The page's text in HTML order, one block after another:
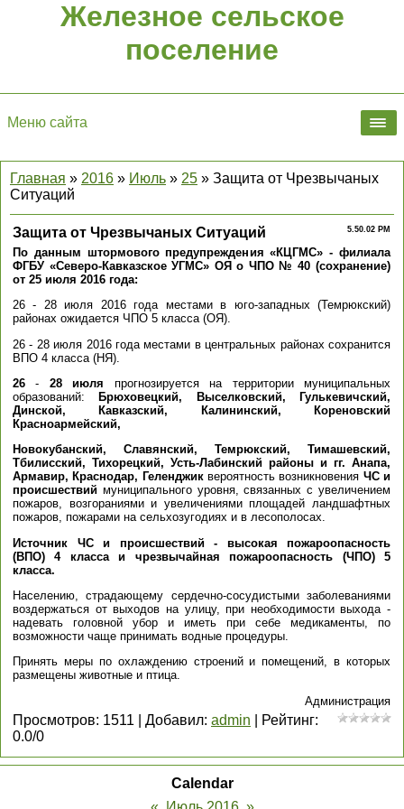
Железное сельское
поселение
Меню сайта
Главная » 2016 » Июль » 25 » Защита от Чрезвычаных
Ситуаций
5.50.02 PM
Защита от Чрезвычаных Ситуаций
По данным штормового предупреждения «КЦГМС» - филиала
ФГБУ «Северо-Кавказское УГМС» ОЯ о ЧПО № 40 (сохранение)
от 25 июля 2016 года:
26 - 28 июля 2016 года местами в юго-западных (Темрюкский)
районах ожидается ЧПО 5 класса (ОЯ).
26 - 28 июля 2016 года местами в центральных районах сохранится
ВПО 4 класса (НЯ).
26- 28июля прогнозируется на территории муниципальных
образований:
Брюховецкий, Выселковский, Гулькевичский,
Динской, Кавказский,
Калининский,
Кореновский
Красноармейский,
Новокубанский, Славянский, Темрюкский, Тимашевский,
Тбилисский, Тихорецкий, Усть-Лабинский районы и гг. Анапа,
Армавир, Краснодар, Геленджик вероятность возникновения ЧС и
происшествий муниципального уровня, связанных с увеличением
пожаров, возгораниями и увеличениями площадей ландшафтных
пожаров, пожарами на сельхозугодиях и в лесополосах.
Источник ЧС и происшествий - высокая пожароопасность
(ВПО) 4 класса и чрезвычайная пожароопасность (ЧПО) 5
класса.
Населению, страдающему сердечно-сосудистыми заболеваниями
воздержаться от выходов на улицу, при необходимости выхода -
надевать головной убор и иметь при себе медикаменты, по
возможности чаще принимать водные процедуры.
Принять меры по охлаждению строений и помещений, в которых
размещены животные и птица.
Администрация
Просмотров: 1511 Добавил: admin Рейтинг:
0.0/0
Calendar